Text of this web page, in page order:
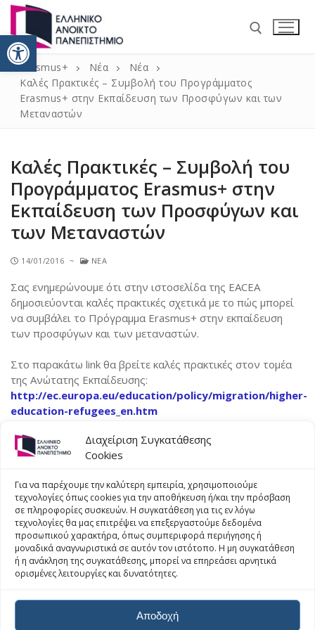
Ανοίξτε τη γραμμή
Διαχείριση Συγκατάθεσης
Cookies
Για να παρέχουμε την καλύτερη εμπειρία, χρησιμοποιούμε
τεχνολογίες όπως cookies για την αποθήκευση ή/και την πρόσβαση
σε πληροφορίες συσκευών. Η συγκατάθεση για τις εν λόγω
τεχνολογίες θα μας επιτρέψει να επεξεργαστούμε δεδομένα
προσωπικού χαρακτήρα, όπως συμπεριφορά περιήγησης ή
μοναδικά αναγνωριστικά σε αυτόν τον ιστότοπο. Η μη συγκατάθεση
ή η ανάκληση της συγκατάθεσης, μπορεί να επηρεάσει αρνητικά
ορισμένες λειτουργίες και δυνατότητες.
Αποδοχή
Αρχική
Νέα
Erasmus+ 2021 – 2027
Κινητικότητα για πρακτική
Κινητικότητα για διδασκαλία
Κινητικότητα για επιμόρφωση
Συνεργαζόμενα ιδρύματα
Δήλωση Πολιτικής ERASMUS+ 2014 – 2020
Πανεπιστημιακός χάρτης Erasmus+ 2014 – 2020
Δήλωση Πολιτικής ERASMUS+ 2021- 2027
Πανεπιστημιακός χάρτης Erasmus+ 2021 – 2027
Χάρτης φοιτητή Erasmus+
Εμπειρίες Φοιτητών
Τρέχουσες Προκηρύξεις
Επικοινωνία
Incoming
Welcome
Incoming student information
Partner institutions
Course catalogue
ECTS User’s Guide
Erasmus+ Charter for Higher Education (ECHE) 2014 –
2020
Erasmus+ Policy Statement 2014 – 2020
Erasmus+ Charter for Higher Education (ECHE) 2021 –
Erasmus+ Policy Statement 2021 – 2027
Erasmus+ Νέα
Νέα
Καλές Πρακτικές – Συμβολή του Προγράμματος
Erasmus+ στην Εκπαίδευση των Προσφύγων και των
Μεταναστών
Καλές Πρακτικές – Συμβολή του
Προγράμματος Erasmus+ στην
Εκπαίδευση των Προσφύγων και
των Μεταναστών
14/01/2016 ~ ΝΈΑ
Σας ενημερώνουμε ότι στην ιστοσελίδα της EACEA
δημοσιεύονται καλές πρακτικές σχετικά με το πώς μπορεί
να συμβάλει το Πρόγραμμα Erasmus+ στην εκπαίδευση
των προσφύγων και των μεταναστών.
Στο παρακάτω link θα βρείτε καλές πρακτικές στον τομέα
της Ανώτατης Εκπαίδευσης:
http://ec.europa.eu/education/policy/migration/higher-
education-refugees_en.htm
Ημερίδα Ενημέρωσης για
τις Συμμαχίες Γνώσης και
τις Συμμαχίες
Δεξιοτήτων
Πρόσκληση Υποβολής
Aιτήσεων Erasmus+ 2016/
Συμπληρωματικές
Ανακοινώσεις Εθνικής
Μονάδας
Πνευματικά δικαιώματα © 2025 –